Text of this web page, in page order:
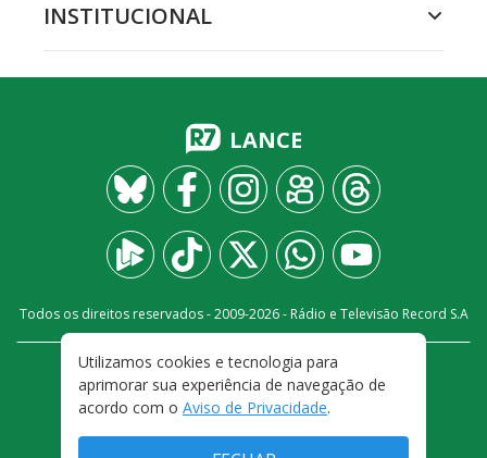
INSTITUCIONAL
LANCE
Todos os direitos reservados - 2009-2026- Rádio e Televisão Record S.A
FALE CONOSCO
PRIVACIDADE
TERMOS E CONDIÇÕES DE USO
Utilizamos cookies e tecnologia para
aprimorar sua experiência de navegação de
acordo com o Aviso de Privacidade.